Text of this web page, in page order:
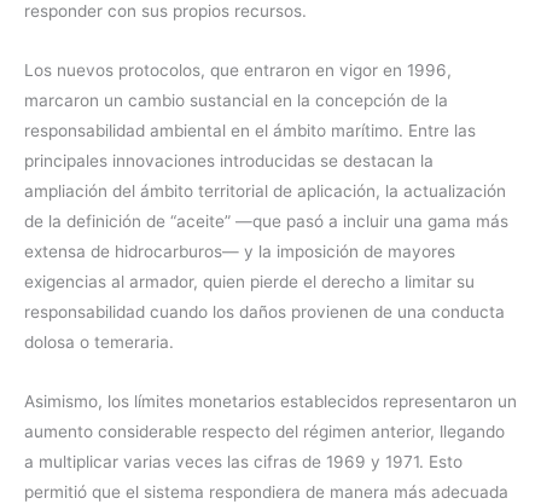
responder con sus propios recursos.
Los nuevos protocolos, que entraron en vigor en 1996,
marcaron un cambio sustancial en la concepción de la
responsabilidad ambiental en el ámbito marítimo. Entre las
principales innovaciones introducidas se destacan la
ampliación del ámbito territorial de aplicación, la actualización
de la definición de “aceite” —que pasó a incluir una gama más
extensa de hidrocarburos— y la imposición de mayores
exigencias al armador, quien pierde el derecho a limitar su
responsabilidad cuando los daños provienen de una conducta
dolosa o temeraria.
Asimismo, los límites monetarios establecidos representaron un
aumento considerable respecto del régimen anterior, llegando
a multiplicar varias veces las cifras de 1969 y 1971. Esto
permitió que el sistema respondiera de manera más adecuada